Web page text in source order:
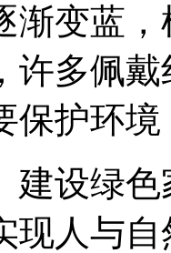
渐变蓝
许多佩
保护环
建设绿
现人与